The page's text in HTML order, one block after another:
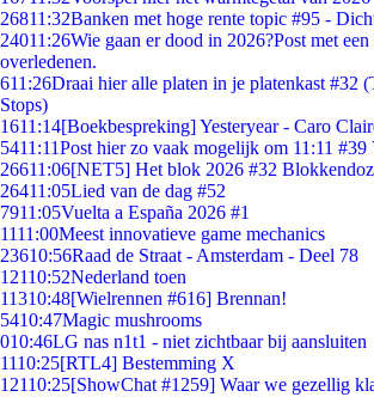
26811:32Banken met hoge rente topic #95 -
24011:26Wie gaan er dood in 2026?Post met
overledenen.
611:26Draai hier alle platen in je platenkast #32
Stops)
1611:14[Boekbespreking] Yesteryear - Caro
5411:11Post hier zo vaak mogelijk om 11:11 #39
26611:06[NET5] Het blok 2026 #32
26411:05Lied van de dag #52
7911:05Vuelta a España 2026 #1
1111:00Meest innovatieve game mechanics
23610:56Raad de Straat - Amsterdam - Deel 78
12110:52Nederland toen
11310:48[Wielrennen #616] Brennan!
5410:47Magic mushrooms
010:46LG nas n1t1 - niet zichtbaar bij aansluiten
1110:25[RTL4] Bestemming X
12110:25[ShowChat #1259] Waar we gezellig